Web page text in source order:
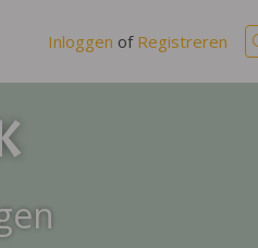
Inloggen of Registreren